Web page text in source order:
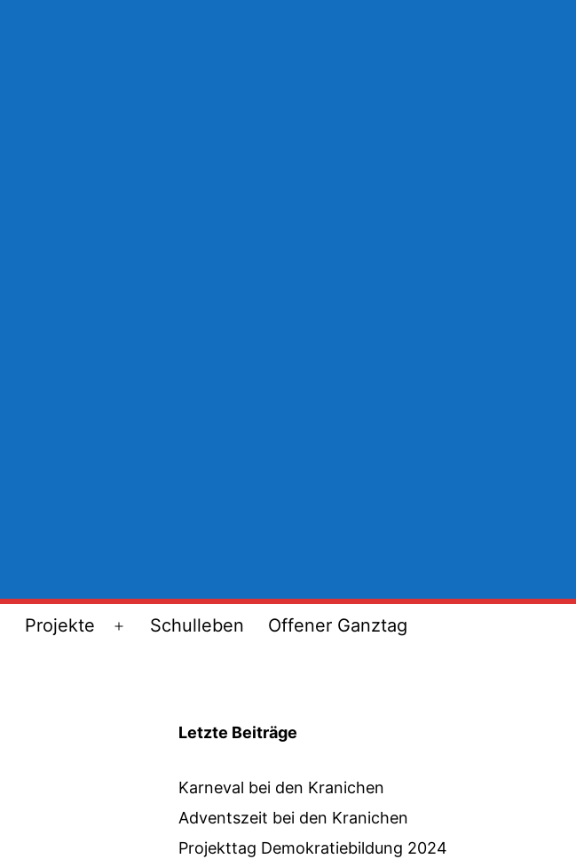
Menü
Projekte
Menü
Schulleben Offener Ganztag
Letzte Beiträge
Karneval bei den Kranichen
Adventszeit bei den Kranichen
Projekttag Demokratiebildung 2024